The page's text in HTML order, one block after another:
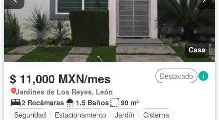
Casa
$ 11,000 MXN/mes
Destacado
Jardines de Los Reyes, León
2 Recámaras
1.5 Baños
90 m²
Seguridad
Estacionamiento Jardín
Cisterna